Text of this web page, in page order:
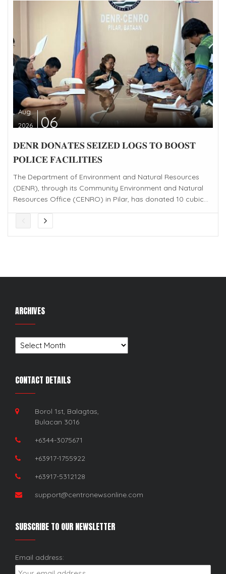
Aug
2026
06
𝐃𝐄𝐍𝐑 𝐃𝐎𝐍𝐀𝐓𝐄𝐒 𝐒𝐄𝐈𝐙𝐄𝐃 𝐋𝐎𝐆𝐒 𝐓𝐎 𝐁𝐎𝐎𝐒𝐓
𝐏𝐎𝐋𝐈𝐂𝐄 𝐅𝐀𝐂𝐈𝐋𝐈𝐓𝐈𝐄𝐒
The Department of Environment and Natural Resources
(DENR), through its Community Environment and Natural
Resources Office (CENRO) in Pilar, has donated 10 cubic...
ARCHIVES
Archives
CONTACT DETAILS
Borol 1st, Balagtas,
Bulacan 3016
+6344-3075671
+63917-1755922
+63917-5312128
support@centronewsonline.com
SUBSCRIBE TO OUR NEWSLETTER
Email address: